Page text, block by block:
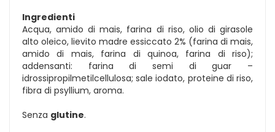
Ingredienti
Acqua, amido di mais, farina di riso, olio di girasole
alto oleico, lievito madre essiccato 2% (farina di mais,
amido di mais, farina di quinoa, farina di riso);
addensanti: farina di semi di guar –
idrossipropilmetilcellulosa; sale iodato, proteine di riso,
fibra di psyllium, aroma.
Senza glutine.